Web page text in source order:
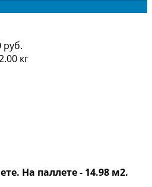
руб.
кг
На паллете - 14.98 м2.